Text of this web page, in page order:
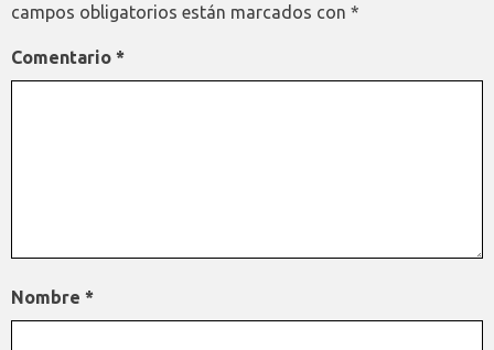
campos obligatorios están marcados con *
Comentario *
Nombre *